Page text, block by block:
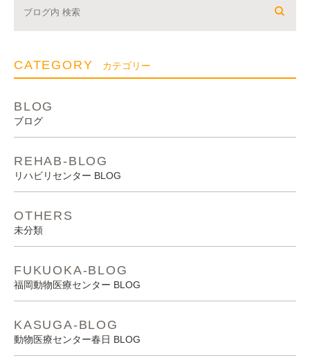
CATEGORY カテゴリー
BLOG
ブログ
REHAB-BLOG
リハビリセンター BLOG
OTHERS
未分類
FUKUOKA-BLOG
福岡動物医療センター BLOG
KASUGA-BLOG
動物医療センター春日 BLOG